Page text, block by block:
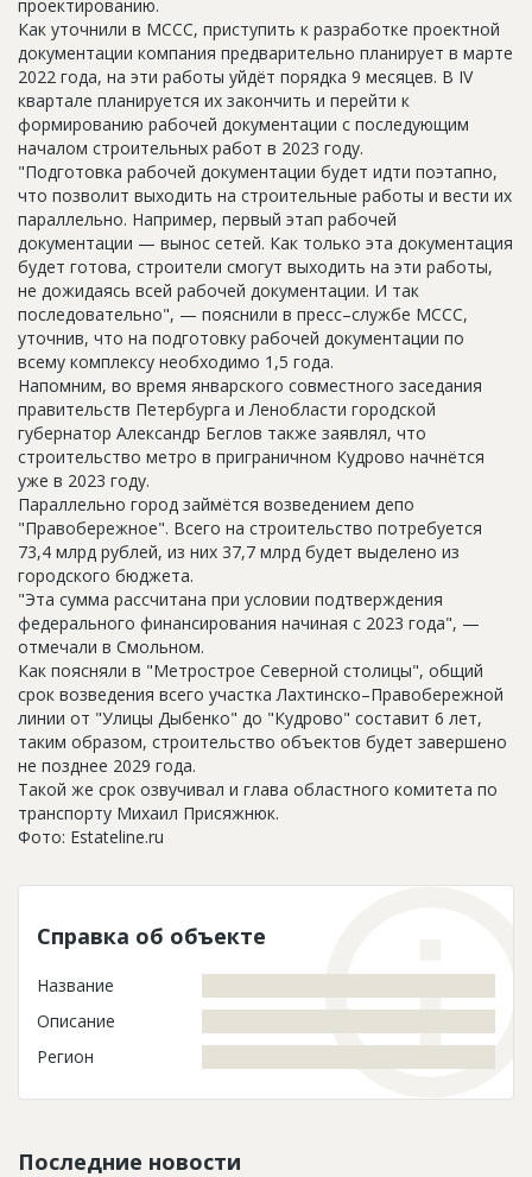
проектированию.
Как уточнили в МССС, приступить к разработке проектной
документации компания предварительно планирует в марте
2022 года, на эти работы уйдёт порядка 9 месяцев. В IV
квартале планируется их закончить и перейти к
формированию рабочей документации с последующим
началом строительных работ в 2023 году.
"Подготовка рабочей документации будет идти поэтапно,
что позволит выходить на строительные работы и вести их
параллельно. Например, первый этап рабочей
документации — вынос сетей. Как только эта документация
будет готова, строители смогут выходить на эти работы,
не дожидаясь всей рабочей документации. И так
последовательно", — пояснили в пресс–службе МССС,
уточнив, что на подготовку рабочей документации по
всему комплексу необходимо 1,5 года.
Напомним, во время январского совместного заседания
правительств Петербурга и Ленобласти городской
губернатор Александр Беглов также заявлял, что
строительство метро в приграничном Кудрово начнётся
уже в 2023 году.
Параллельно город займётся возведением депо
"Правобережное". Всего на строительство потребуется
73,4 млрд рублей, из них 37,7 млрд будет выделено из
городского бюджета.
"Эта сумма рассчитана при условии подтверждения
федерального финансирования начиная с 2023 года", —
отмечали в Смольном.
Как поясняли в "Метрострое Северной столицы", общий
срок возведения всего участка Лахтинско–Правобережной
линии от "Улицы Дыбенко" до "Кудрово" составит 6 лет,
таким образом, строительство объектов будет завершено
не позднее 2029 года.
Такой же срок озвучивал и глава областного комитета по
транспорту Михаил Присяжнюк.
Фото: Estateline.ru
Справка об объекте
Название
Описание
Регион
Последние новости